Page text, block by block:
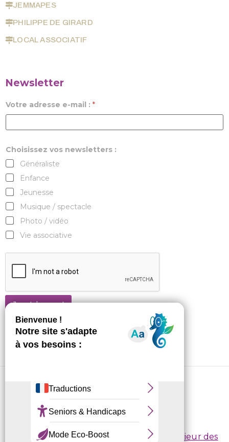
JEMMAPES
PHILIPPE DE GIRARD
LOCAL ASSOCIATIF
Newsletter
Votre adresse e-mail : *
Choisissez vos newsletters :
Généraliste
Enfance
Jeunesse
Musique / spectacle
Photo / vidéo
Vie associative
Je m'abonne !
Conditions d’inscription/ Règlement intérieur des